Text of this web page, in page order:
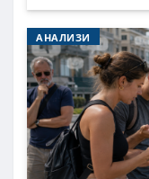
АНАЛИЗИ